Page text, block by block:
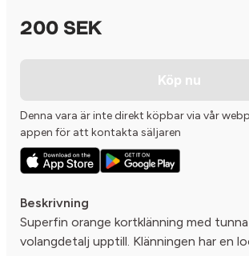
200 SEK
Köp nu
Denna vara är inte direkt köpbar via vår
appen för att kontakta säljaren
Beskrivning
Superfin orange kortklänning med
volangdetalj upptill. Klänningen har en